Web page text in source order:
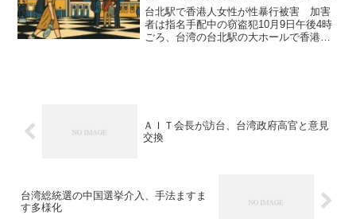
台北駅で香港人女性が性暴行被害 加害
者は指名手配中の窃盗犯10月9日午後4時
ごろ、台湾の台北駅の大ホールで香港籍
ＡＩＴ会長が訪台、台湾政府高官と意見
交換
台湾総統選の中国選挙介入、手法ますま
す多様化